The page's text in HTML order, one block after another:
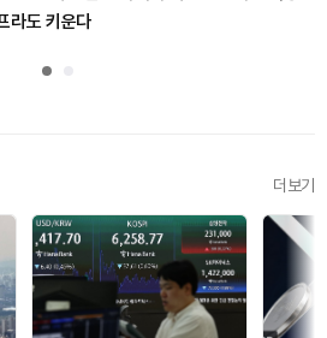
라도 키운다
더보기